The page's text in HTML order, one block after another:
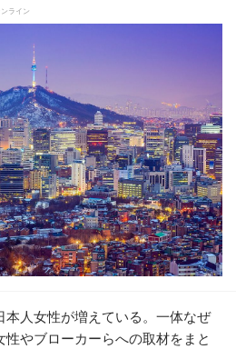
ライン
人女性が増えている。一体なぜ
やブローカーらへの取材をまと